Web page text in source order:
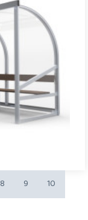
Places
touche est un
stades et des
8 9
10